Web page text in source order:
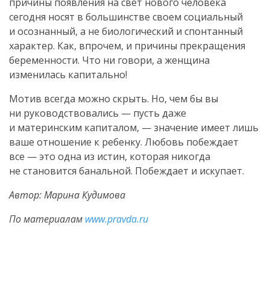
сегодня носят в большинстве своем социальный
и осознанный, а не биологический и спонтанный
характер. Как, впрочем, и причины прекращения
беременности. Что ни говори, а женщина
изменилась капитально!
Мотив всегда можно скрыть. Но, чем бы вы
ни руководствовались — пусть даже
и материнским капиталом, — значение имеет лишь
ваше отношение к ребенку. Любовь побеждает
все — это одна из истин, которая никогда
не становится банальной. Побеждает и искупает.
Автор: Марина Кудимова
По материалам www.pravda.ru